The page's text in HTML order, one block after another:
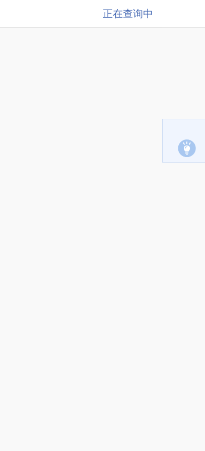
正在查询中